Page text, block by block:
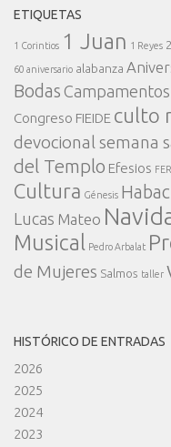
ETIQUETAS
1 Corintios 1 Juan 1 Reyes
60 aniversario alabanza
Bodas Campamentos
Congreso FIEIDE culto
devocional semana
del Templo Efesios
Cultura Génesis
Lucas Mateo
Musical
Pedro Arbalat
de Mujeres Salmos taller
HISTÓRICO DE ENTRADAS
2026
2025
2024
2023